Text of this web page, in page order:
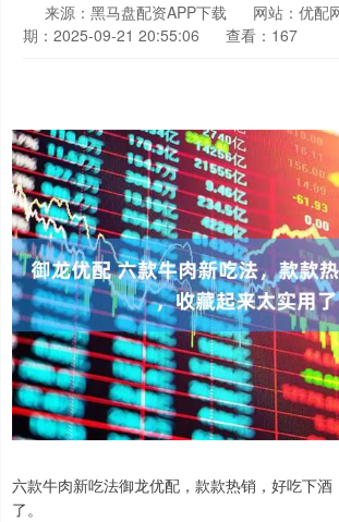
来源：黑马盘配资APP下载 网站：优配
期：2025-09-21 20:55:06
查看：167
六款牛肉新吃法御龙优配，款款热销，好吃下酒
了。